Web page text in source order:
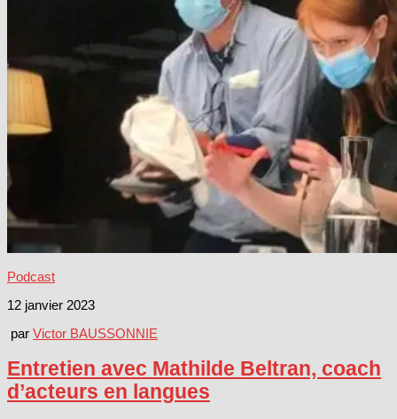
Podcast
12 janvier 2023
par Victor BAUSSONNIE
Entretien avec Mathilde Beltran, coach
d’acteurs en langues